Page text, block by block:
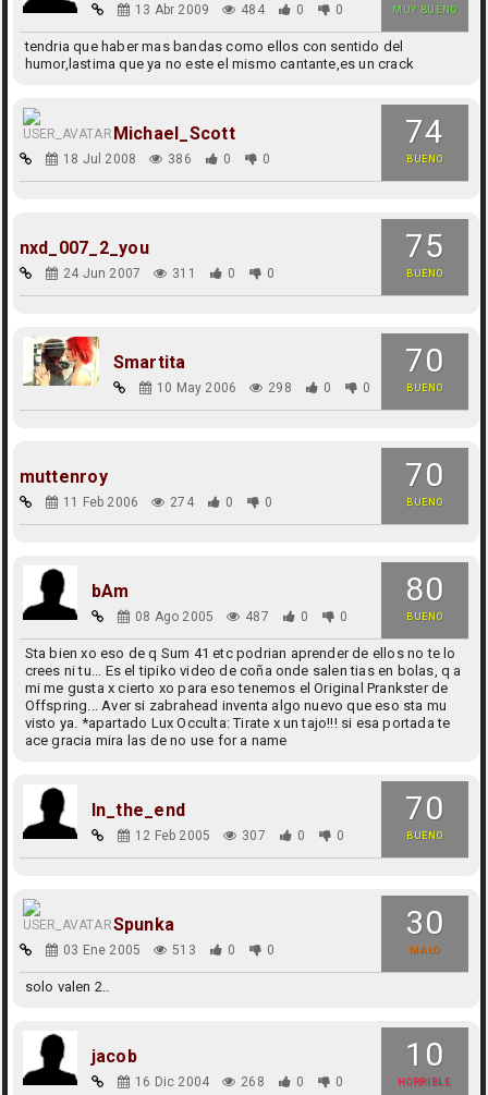
MUY BUENO
13 Abr 2009 484 0 0
tendria que haber mas bandas como ellos con sentido del
humor,lastima que ya no este el mismo cantante,es un crack
74
BUENO
Michael_Scott
18 Jul 2008 386 0 0
75
BUENO
nxd_007_2_you
24 Jun 2007 311 0 0
70
BUENO
Smartita
10 May 2006 298 0 0
70
BUENO
muttenroy
11 Feb 2006 274 0 0
80
BUENO
bAm
08 Ago 2005 487 0 0
Sta bien xo eso de q Sum 41 etc podrian aprender de ellos no te lo
crees ni tu... Es el tipiko video de coña onde salen tias en bolas, q a
mi me gusta x cierto xo para eso tenemos el Original Prankster de
Offspring... Aver si zabrahead inventa algo nuevo que eso sta mu
visto ya. *apartado Lux Occulta: Tirate x un tajo!!! si esa portada te
ace gracia mira las de no use for a name
70
BUENO
In_the_end
12 Feb 2005 307 0 0
30
MALO
Spunka
03 Ene 2005 513 0 0
solo valen 2..
10
HORRIBLE
jacob
16 Dic 2004 268 0 0